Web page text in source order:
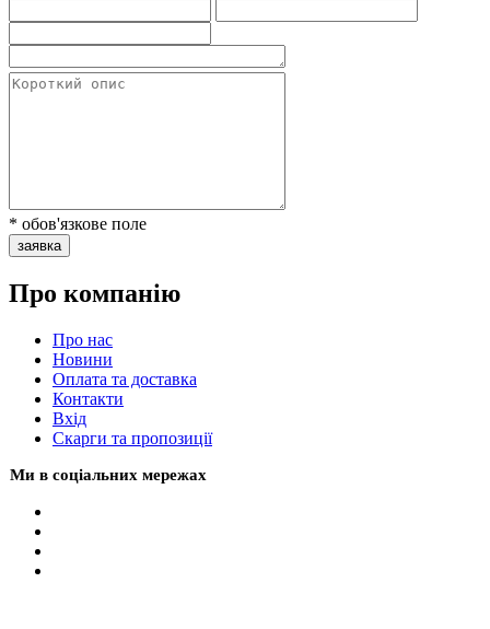
* обов'язкове поле
заявка
Про компанію
Про нас
Новини
Оплата та доставка
Контакти
Вхiд
Скарги та пропозиції
Ми в соціальних мережах